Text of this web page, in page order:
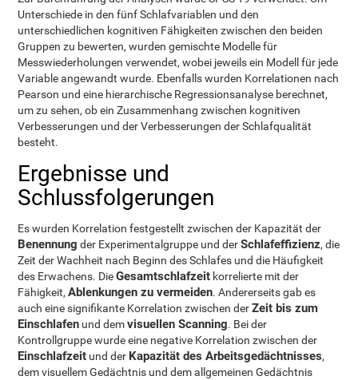
Unterschiede in den fünf Schlafvariablen und den
unterschiedlichen kognitiven Fähigkeiten zwischen den beiden
Gruppen zu bewerten, wurden gemischte Modelle für
Messwiederholungen verwendet, wobei jeweils ein Modell für jede
Variable angewandt wurde. Ebenfalls wurden Korrelationen nach
Pearson und eine hierarchische Regressionsanalyse berechnet,
um zu sehen, ob ein Zusammenhang zwischen kognitiven
Verbesserungen und der Verbesserungen der Schlafqualität
besteht.
Ergebnisse und
Schlussfolgerungen
Es wurden Korrelation festgestellt zwischen der Kapazität der
Benennung der Experimentalgruppe und derSchlafeffizienz, die
Zeit der Wachheit nach Beginn des Schlafes und die Häufigkeit
des Erwachens. DieGesamtschlafzeit korrelierte mit der
Fähigkeit,Ablenkungen zu vermeiden. Andererseits gab es
auch eine signifikante Korrelation zwischen derZeit bis zum
Einschlafen und demvisuellen Scanning. Bei der
Kontrollgruppe wurde eine negative Korrelation zwischen der
Einschlafzeit und der Kapazität des Arbeitsgedächtnisses,
dem visuellem Gedächtnis und dem allgemeinen Gedächtnis